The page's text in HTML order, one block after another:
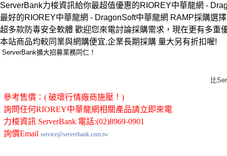
ServerBank力梭資訊給你最超值優惠的RIOREY中華龍網 -
最好的RIOREY中華龍網 - DragonSoft中華龍網 RAMP採購選
超多款防毒安全軟體 歡迎您來電討論採購需求，現在更有多重
本站商品均較同業與網購便宜,企業長期採購 量大另有折扣喔!
ServerBank擴大招募業務同仁！
比
參考售價：( 破壞行情廠商施壓！)
詢問任何RIOREY中華龍網相關產品請立即來電
力梭資訊 ServerBank 電話:(02)8969-0901
詢價Email service@serverbank.com.tw